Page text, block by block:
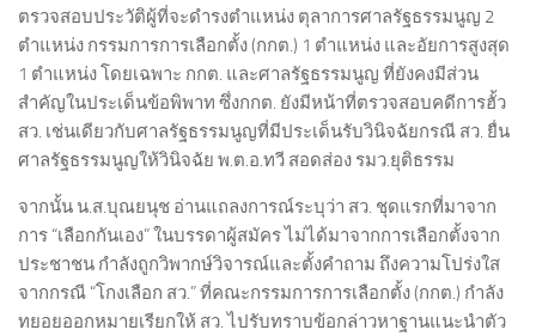
ตรวจสอบประวัติผู้ที่จะดำรงตำแหน่ง ตุลาการศาลรัฐธรรมนูญ 2
ตำแหน่ง กรรมการการเลือกตั้ง (กกต.) 1 ตำแหน่ง และอัยการสูงสุด
1 ตำแหน่ง โดยเฉพาะ กกต. และศาลรัฐธรรมนูญ ที่ยังคงมีส่วน
สำคัญในประเด็นข้อพิพาท ซึ่งกกต. ยังมีหน้าที่ตรวจสอบคดีการฮั้ว
สว. เช่นเดียวกับศาลรัฐธรรมนูญที่มีประเด็นรับวินิจฉัยกรณี สว. ยื่น
ศาลรัฐธรรมนูญให้วินิจฉัย พ.ต.อ.ทวี สอดส่อง รมว.ยุติธรรม
จากนั้น น.ส.บุณยนุช อ่านแถลงการณ์ระบุว่า สว. ชุดแรกที่มาจาก
การ “เลือกกันเอง” ในบรรดาผู้สมัคร ไม่ได้มาจากการเลือกตั้งจาก
ประชาชน กำลังถูกวิพากษ์วิจารณ์และตั้งคำถาม ถึงความโปร่งใส
จากกรณี “โกงเลือก สว.” ที่คณะกรรมการการเลือกตั้ง (กกต.) กำลัง
ทยอยออกหมายเรียกให้ สว. ไปรับทราบข้อกล่าวหาฐานแนะนำตัว